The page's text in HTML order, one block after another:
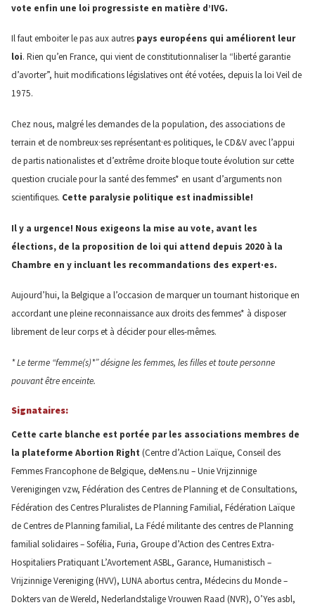
vote enfin une loi progressiste en matière d’IVG.
Il faut emboiter le pas aux autres pays européens qui améliorent leur
loi. Rien qu’en France, qui vient de constitutionnaliser la “liberté garantie
d’avorter”, huit modifications législatives ont été votées, depuis la loi Veil de
1975.
Chez nous, malgré les demandes de la population, des associations de
terrain et de nombreux·ses représentant·es politiques, le CD&V avec l’appui
de partis nationalistes et d’extrême droite bloque toute évolution sur cette
question cruciale pour la santé des femmes* en usant d’arguments non
scientifiques. Cette paralysie politique est inadmissible!
Il y a urgence! Nous exigeons la mise au vote, avant les
élections, de la proposition de loi qui attend depuis 2020 à la
Chambre en y incluant les recommandations des expert·es.
Aujourd’hui, la Belgique a l’occasion de marquer un tournant historique en
accordant une pleine reconnaissance aux droits des femmes* à disposer
librement de leur corps et à décider pour elles-mêmes.
* Le terme “femme(s)*” désigne les femmes, les filles et toute personne
pouvant être enceinte.
Signataires:
Cette carte blanche est portée par les associations membres de
la plateforme Abortion Right (Centre d’Action Laïque, Conseil des
Femmes Francophone de Belgique, deMens.nu – Unie Vrijzinnige
Verenigingen vzw, Fédération des Centres de Planning et de Consultations,
Fédération des Centres Pluralistes de Planning Familial, Fédération Laïque
de Centres de Planning familial, La Fédé militante des centres de Planning
familial solidaires – Sofélia, Furia, Groupe d’Action des Centres Extra-
Hospitaliers Pratiquant L’Avortement ASBL, Garance, Humanistisch –
Vrijzinnige Vereniging (HVV), LUNA abortus centra, Médecins du Monde –
Dokters van de Wereld, Nederlandstalige Vrouwen Raad (NVR), O’Yes asbl,